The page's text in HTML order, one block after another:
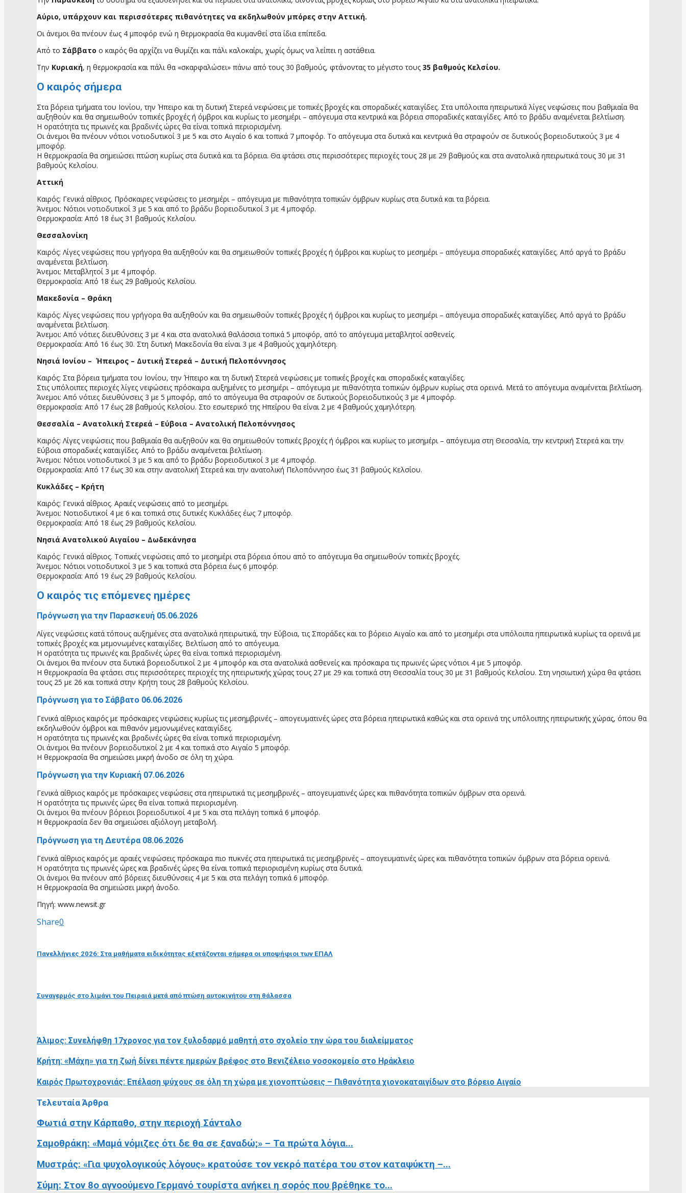
Αύριο, υπάρχουν και περισσότερες πιθανότητες να εκδηλωθούν μπόρες στην Αττική.
Οι άνεμοι θα πνέουν έως 4 μποφόρ ενώ η θερμοκρασία θα κυμανθεί στα ίδια επίπεδα.
Από το Σάββατο ο καιρός θα αρχίζει να θυμίζει και πάλι καλοκαίρι, χωρίς όμως να λείπει η αστάθεια.
Την Κυριακή, η θερμοκρασία και πάλι θα «σκαρφαλώσει» πάνω από τους 30 βαθμούς, φτάνοντας το μέγιστο τους 35 βαθμούς Κελσίου.
Ο καιρός σήμερα
Στα βόρεια τμήματα του Ιονίου, την Ήπειρο και τη δυτική Στερεά νεφώσεις με τοπικές βροχές και σποραδικές καταιγίδες. Στα υπόλοιπα ηπειρωτικά λίγες νεφώσεις που βαθμιαία θα
αυξηθούν και θα σημειωθούν τοπικές βροχές ή όμβροι και κυρίως το μεσημέρι – απόγευμα στα κεντρικά και βόρεια σποραδικές καταιγίδες. Από το βράδυ αναμένεται βελτίωση.
Η ορατότητα τις πρωινές και βραδινές ώρες θα είναι τοπικά περιορισμένη.
Οι άνεμοι θα πνέουν νότιοι νοτιοδυτικοί 3 με 5 και στο Αιγαίο 6 και τοπικά 7 μποφόρ. Το απόγευμα στα δυτικά και κεντρικά θα στραφούν σε δυτικούς βορειοδυτικούς 3 με 4
μποφόρ.
Η θερμοκρασία θα σημειώσει πτώση κυρίως στα δυτικά και τα βόρεια. Θα φτάσει στις περισσότερες περιοχές τους 28 με 29 βαθμούς και στα ανατολικά ηπειρωτικά τους 30 με 31
βαθμούς Κελσίου.
Αττική
Καιρός: Γενικά αίθριος. Πρόσκαιρες νεφώσεις το μεσημέρι – απόγευμα με πιθανότητα τοπικών όμβρων κυρίως στα δυτικά και τα βόρεια.
Άνεμοι: Νότιοι νοτιοδυτικοί 3 με 5 και από το βράδυ βορειοδυτικοί 3 με 4 μποφόρ.
Θερμοκρασία: Από 18 έως 31 βαθμούς Κελσίου.
Θεσσαλονίκη
Καιρός: Λίγες νεφώσεις που γρήγορα θα αυξηθούν και θα σημειωθούν τοπικές βροχές ή όμβροι και κυρίως το μεσημέρι – απόγευμα σποραδικές καταιγίδες. Από αργά το βράδυ
αναμένεται βελτίωση.
Άνεμοι: Μεταβλητοί 3 με 4 μποφόρ.
Θερμοκρασία: Από 18 έως 29 βαθμούς Κελσίου.
Μακεδονία – Θράκη
Καιρός: Λίγες νεφώσεις που γρήγορα θα αυξηθούν και θα σημειωθούν τοπικές βροχές ή όμβροι και κυρίως το μεσημέρι – απόγευμα σποραδικές καταιγίδες. Από αργά το βράδυ
αναμένεται βελτίωση.
Άνεμοι: Από νότιες διευθύνσεις 3 με 4 και στα ανατολικά θαλάσσια τοπικά 5 μποφόρ, από το απόγευμα μεταβλητοί ασθενείς.
Θερμοκρασία: Από 16 έως 30. Στη δυτική Μακεδονία θα είναι 3 με 4 βαθμούς χαμηλότερη.
Νησιά Ιονίου – Ήπειρος – Δυτική Στερεά – Δυτική Πελοπόννησος
Καιρός: Στα βόρεια τμήματα του Ιονίου, την Ήπειρο και τη δυτική Στερεά νεφώσεις με τοπικές βροχές και σποραδικές καταιγίδες.
Στις υπόλοιπες περιοχές λίγες νεφώσεις πρόσκαιρα αυξημένες το μεσημέρι – απόγευμα με πιθανότητα τοπικών όμβρων κυρίως στα ορεινά. Μετά το απόγευμα αναμένεται βελτίωση.
Άνεμοι: Από νότιες διευθύνσεις 3 με 5 μποφόρ, από το απόγευμα θα στραφούν σε δυτικούς βορειοδυτικούς 3 με 4 μποφόρ.
Θερμοκρασία: Από 17 έως 28 βαθμούς Κελσίου. Στο εσωτερικό της Ηπείρου θα είναι 2 με 4 βαθμούς χαμηλότερη.
Θεσσαλία – Ανατολική Στερεά – Εύβοια – Ανατολική Πελοπόννησος
Καιρός: Λίγες νεφώσεις που βαθμιαία θα αυξηθούν και θα σημειωθούν τοπικές βροχές ή όμβροι και κυρίως το μεσημέρι – απόγευμα στη Θεσσαλία, την κεντρική Στερεά και την
Εύβοια σποραδικές καταιγίδες. Από το βράδυ αναμένεται βελτίωση.
Άνεμοι: Νότιοι νοτιοδυτικοί 3 με 5 και από το βράδυ βορειοδυτικοί 3 με 4 μποφόρ.
Θερμοκρασία: Από 17 έως 30 και στην ανατολική Στερεά και την ανατολική Πελοπόννησο έως 31 βαθμούς Κελσίου.
Κυκλάδες – Κρήτη
Καιρός: Γενικά αίθριος. Αραιές νεφώσεις από το μεσημέρι.
Άνεμοι: Νοτιοδυτικοί 4 με 6 και τοπικά στις δυτικές Κυκλάδες έως 7 μποφόρ.
Θερμοκρασία: Από 18 έως 29 βαθμούς Κελσίου.
Νησιά Ανατολικού Αιγαίου – Δωδεκάνησα
Καιρός: Γενικά αίθριος. Τοπικές νεφώσεις από το μεσημέρι στα βόρεια όπου από το απόγευμα θα σημειωθούν τοπικές βροχές.
Άνεμοι: Νότιοι νοτιοδυτικοί 3 με 5 και τοπικά στα βόρεια έως 6 μποφόρ.
Θερμοκρασία: Από 19 έως 29 βαθμούς Κελσίου.
O καιρός τις επόμενες ημέρες
Πρόγνωση για την Παρασκευή 05.06.2026
Λίγες νεφώσεις κατά τόπους αυξημένες στα ανατολικά ηπειρωτικά, την Εύβοια, τις Σποράδες και το βόρειο Αιγαίο και από το μεσημέρι στα υπόλοιπα ηπειρωτικά κυρίως τα ορεινά με
τοπικές βροχές και μεμονωμένες καταιγίδες. Βελτίωση από το απόγευμα.
Η ορατότητα τις πρωινές και βραδινές ώρες θα είναι τοπικά περιορισμένη.
Οι άνεμοι θα πνέουν στα δυτικά βορειοδυτικοί 2 με 4 μποφόρ και στα ανατολικά ασθενείς και πρόσκαιρα τις πρωινές ώρες νότιοι 4 με 5 μποφόρ.
Η θερμοκρασία θα φτάσει στις περισσότερες περιοχές της ηπειρωτικής χώρας τους 27 με 29 και τοπικά στη Θεσσαλία τους 30 με 31 βαθμούς Κελσίου. Στη νησιωτική χώρα θα φτάσει
τους 25 με 26 και τοπικά στην Κρήτη τους 28 βαθμούς Κελσίου.
Πρόγνωση για το Σάββατο 06.06.2026
Γενικά αίθριος καιρός με πρόσκαιρες νεφώσεις κυρίως τις μεσημβρινές – απογευματινές ώρες στα βόρεια ηπειρωτικά καθώς και στα ορεινά της υπόλοιπης ηπειρωτικής χώρας, όπου θα
εκδηλωθούν όμβροι και πιθανόν μεμονωμένες καταιγίδες.
Η ορατότητα τις πρωινές και βραδινές ώρες θα είναι τοπικά περιορισμένη.
Οι άνεμοι θα πνέουν βορειοδυτικοί 2 με 4 και τοπικά στο Αιγαίο 5 μποφόρ.
Η θερμοκρασία θα σημειώσει μικρή άνοδο σε όλη τη χώρα.
Πρόγνωση για την Κυριακή 07.06.2026
Γενικά αίθριος καιρός με πρόσκαιρες νεφώσεις στα ηπειρωτικά τις μεσημβρινές – απογευματινές ώρες και πιθανότητα τοπικών όμβρων στα ορεινά.
Η ορατότητα τις πρωινές ώρες θα είναι τοπικά περιορισμένη.
Οι άνεμοι θα πνέουν βόρειοι βορειοδυτικοί 4 με 5 και στα πελάγη τοπικά 6 μποφόρ.
Η θερμοκρασία δεν θα σημειώσει αξιόλογη μεταβολή.
Πρόγνωση για τη Δευτέρα 08.06.2026
Γενικά αίθριος καιρός με αραιές νεφώσεις πρόσκαιρα πιο πυκνές στα ηπειρωτικά τις μεσημβρινές – απογευματινές ώρες και πιθανότητα τοπικών όμβρων στα βόρεια ορεινά.
Η ορατότητα τις πρωινές ώρες και βραδινές ώρες θα είναι τοπικά περιορισμένη κυρίως στα δυτικά.
Οι άνεμοι θα πνέουν από βόρειες διευθύνσεις 4 με 5 και στα πελάγη τοπικά 6 μποφόρ.
Η θερμοκρασία θα σημειώσει μικρή άνοδο.
Πηγή: www.newsit.gr
Share0
Πανελλήνιες 2026: Στα μαθήματα ειδικότητας εξετάζονται σήμερα οι υποψήφιοι των ΕΠΑΛ
Συναγερμός στο λιμάνι του Πειραιά μετά από πτώση αυτοκινήτου στη θάλασσα
Άλιμος: Συνελήφθη 17χρονος για τον ξυλοδαρμό μαθητή στο σχολείο την ώρα του διαλείμματος
Κρήτη: «Μάχη» για τη ζωή δίνει πέντε ημερών βρέφος στο Βενιζέλειο νοσοκομείο στο Ηράκλειο
Καιρός Πρωτοχρονιάς: Επέλαση ψύχους σε όλη τη χώρα με χιονοπτώσεις – Πιθανότητα χιονοκαταιγίδων στο βόρειο Αιγαίο
Τελευταία Άρθρα
Φωτιά στην Κάρπαθο, στην περιοχή Σάνταλο
Σαμοθράκη: «Μαμά νόμιζες ότι δε θα σε ξαναδώ;» – Τα πρώτα λόγια...
Μυστράς: «Για ψυχολογικούς λόγους» κρατούσε τον νεκρό πατέρα του στον καταψύκτη –...
Σύμη: Στον 8ο αγνοούμενο Γερμανό τουρίστα ανήκει η σορός που βρέθηκε το...